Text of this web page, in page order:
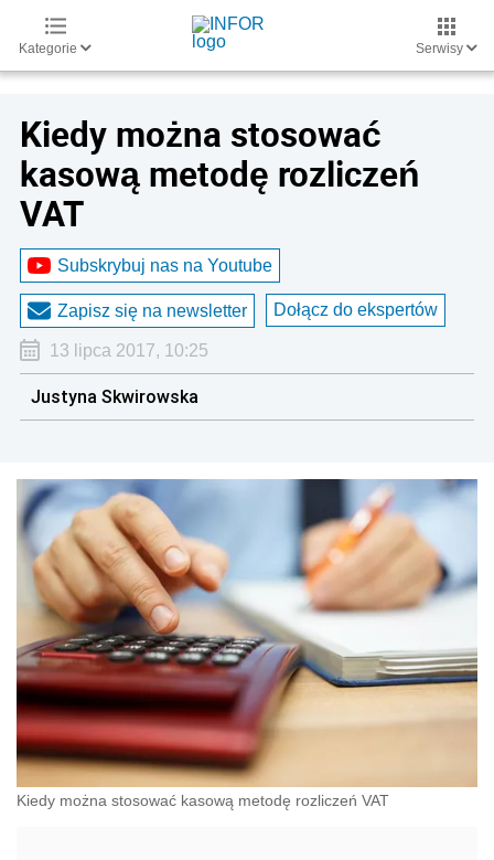
Kategorie Serwisy
Kiedy można stosować
kasową metodę rozliczeń
VAT
Subskrybuj nas na Youtube
Zapisz się na newsletter Dołącz do ekspertów
13 lipca 2017, 10:25
Justyna Skwirowska
Kiedy można stosować kasową metodę rozliczeń VAT